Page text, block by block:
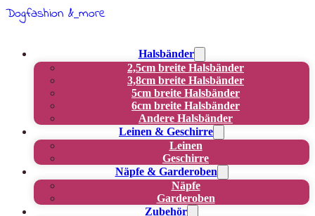
Dogfashion & more
Halsbänder
2,5cm breite Halsbänder
3,8cm breite Halsbänder
5cm breite Halsbänder
6cm breite Halsbänder
Andere Halsbänder
Leinen & Geschirre
Leinen
Geschirre
Näpfe & Garderoben
Näpfe
Garderoben
Zubehör